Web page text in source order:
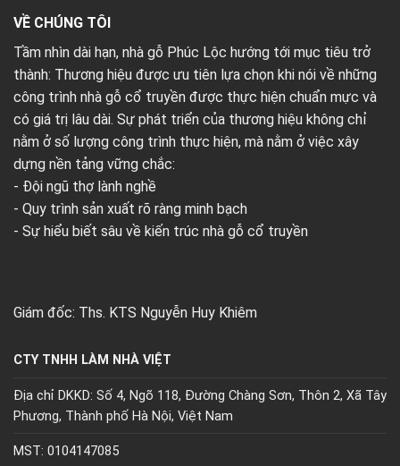
VỀ CHÚNG TÔI
Tầm nhìn dài hạn, nhà gỗ Phúc Lộc hướng tới mục tiêu trở
thành: Thương hiệu được ưu tiên lựa chọn khi nói về những
công trình nhà gỗ cổ truyền được thực hiện chuẩn mực và
có giá trị lâu dài. Sự phát triển của thương hiệu không chỉ
nằm ở số lượng công trình thực hiện, mà nằm ở việc xây
dựng nền tảng vững chắc:
- Đội ngũ thợ lành nghề
- Quy trình sản xuất rõ ràng minh bạch
- Sự hiểu biết sâu về kiến trúc nhà gỗ cổ truyền
Giám đốc: Ths. KTS Nguyễn Huy Khiêm
CTY TNHH LÀM NHÀ VIỆT
Địa chỉ DKKD: Số 4, Ngõ 118, Đường Chàng Sơn, Thôn 2, Xã Tây
Phương, Thành phố Hà Nội, Việt Nam
MST: 0104147085